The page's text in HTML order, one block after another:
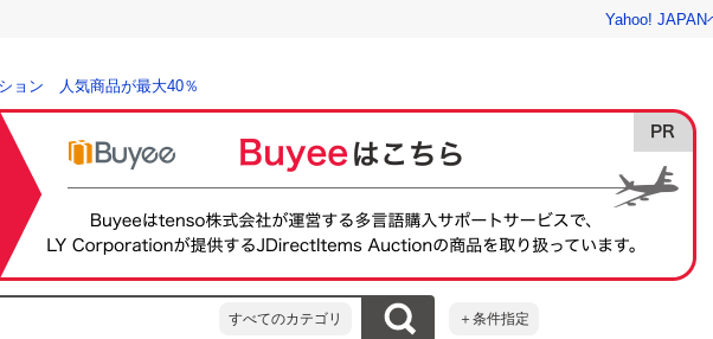
Yahoo! JAPAN
ョン 人気商品が最大40％
すべてのカテゴリ ＋条件指定